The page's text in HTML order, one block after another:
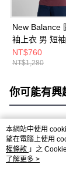
New Balance
袖上衣 男 短
MT51934FDP-
NT$760
NT$1,280
你可能有興
熱門標籤
本網站中使用
望在電腦上使用
權條款 」之
用條款之 Cookie
了解更多 >